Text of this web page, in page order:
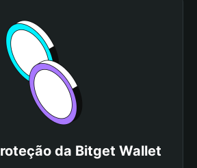
da Bitget Wallet